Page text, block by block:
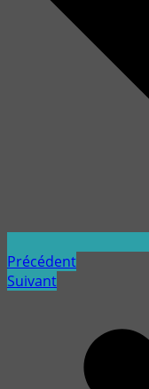
Précédent
Suivant